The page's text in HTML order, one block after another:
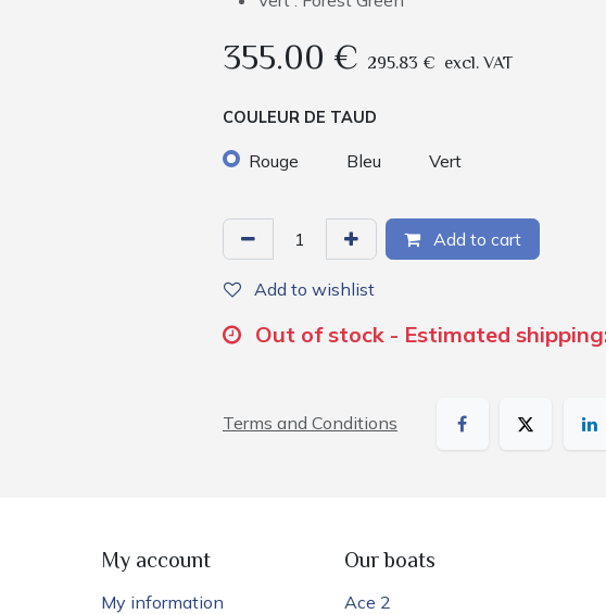
355.00 € 295.83 € excl. VAT
COULEUR DE TAUD
Rouge Bleu Vert
Add to cart
Add to wishlist
Out of stock - Estimated
Terms and Conditions
My account
My information
Our boats
Ace 2